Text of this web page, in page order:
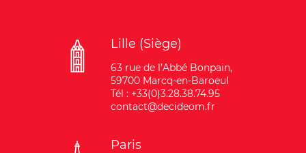
Lille (Siège)
63 rue de l’Abbé Bonpain,
59700 Marcq-en-Baroeul
Tél : +33(0)3.28.38.74.95
contact@decideom.fr
Paris